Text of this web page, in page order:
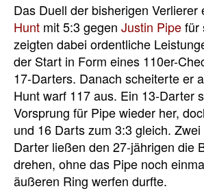
Das Duell der bisherigen Verlierer
Hunt mit 5:3 gegen Justin Pipefür
zeigten dabei ordentliche
der Start in Form eines 110er-
17-Darters. Danach scheiterte er
Hunt warf 117 aus. Ein 13-Darter
Vorsprung für Pipe wieder her,
und 16 Darts zum 3:3 gleich.
Darter ließen den 27-jährigen die
drehen, ohne das Pipe noch
äußeren Ring werfen durfte.